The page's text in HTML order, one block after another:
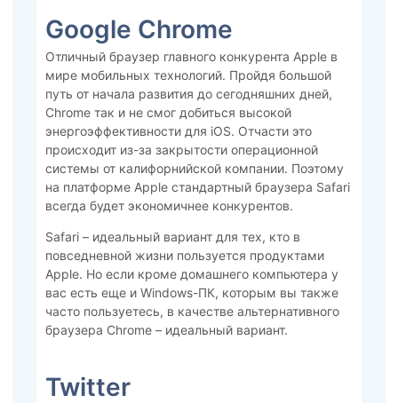
Google Chrome
Отличный браузер главного конкурента Apple в
мире мобильных технологий. Пройдя большой
путь от начала развития до сегодняшних дней,
Chrome так и не смог добиться высокой
энергоэффективности для iOS. Отчасти это
происходит из-за закрытости операционной
системы от калифорнийской компании. Поэтому
на платформе Apple стандартный браузера Safari
всегда будет экономичнее конкурентов.
Safari – идеальный вариант для тех, кто в
повседневной жизни пользуется продуктами
Apple. Но если кроме домашнего компьютера у
вас есть еще и Windows-ПК, которым вы также
часто пользуетесь, в качестве альтернативного
браузера Chrome – идеальный вариант.
Twitter